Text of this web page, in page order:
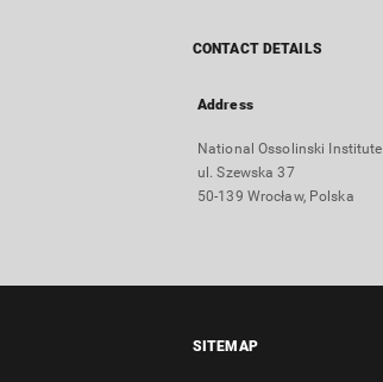
CONTACT DETAILS
Address
National Ossolinski Institute
ul. Szewska 37
50-139 Wrocław, Polska
SITEMAP